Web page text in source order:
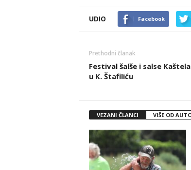
UDIO Facebook
Prethodni članak
Festival šalše i salse
u K. Štafiliću
VEZANI ČLANCI VIŠE OD